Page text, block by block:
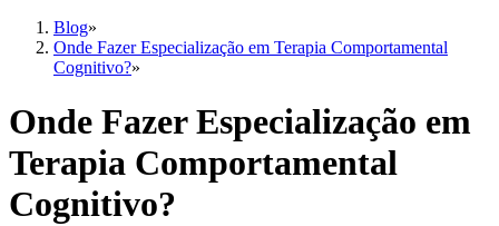
Blog»
Onde Fazer Especialização em Terapia Comportamental
Cognitivo?»
Onde Fazer Especialização em
Terapia Comportamental
Cognitivo?